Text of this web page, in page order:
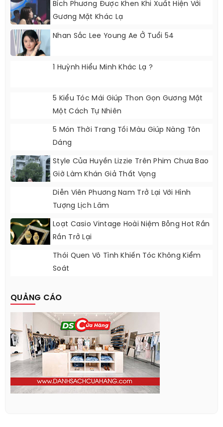
Bích Phương Được Khen Khi Xuất Hiện Với
Gương Mặt Khác Lạ
Nhan Sắc Lee Young Ae Ở Tuổi 54
1 Huỳnh Hiểu Minh Khác Lạ ?
5 Kiểu Tóc Mái Giúp Thon Gọn Gương Mặt
Một Cách Tự Nhiên
5 Món Thời Trang Tối Màu Giúp Nàng Tôn
Dáng
Style Của Huyền Lizzie Trên Phim Chưa Bao
Giờ Làm Khán Giả Thất Vọng
Diễn Viên Phương Nam Trở Lại Với Hình
Tượng Lịch Lãm
Loạt Casio Vintage Hoài Niệm Bỗng Hot Rần
Rần Trở Lại
Thói Quen Vô Tình Khiến Tóc Không Kiểm
Soát
QUẢNG CÁO